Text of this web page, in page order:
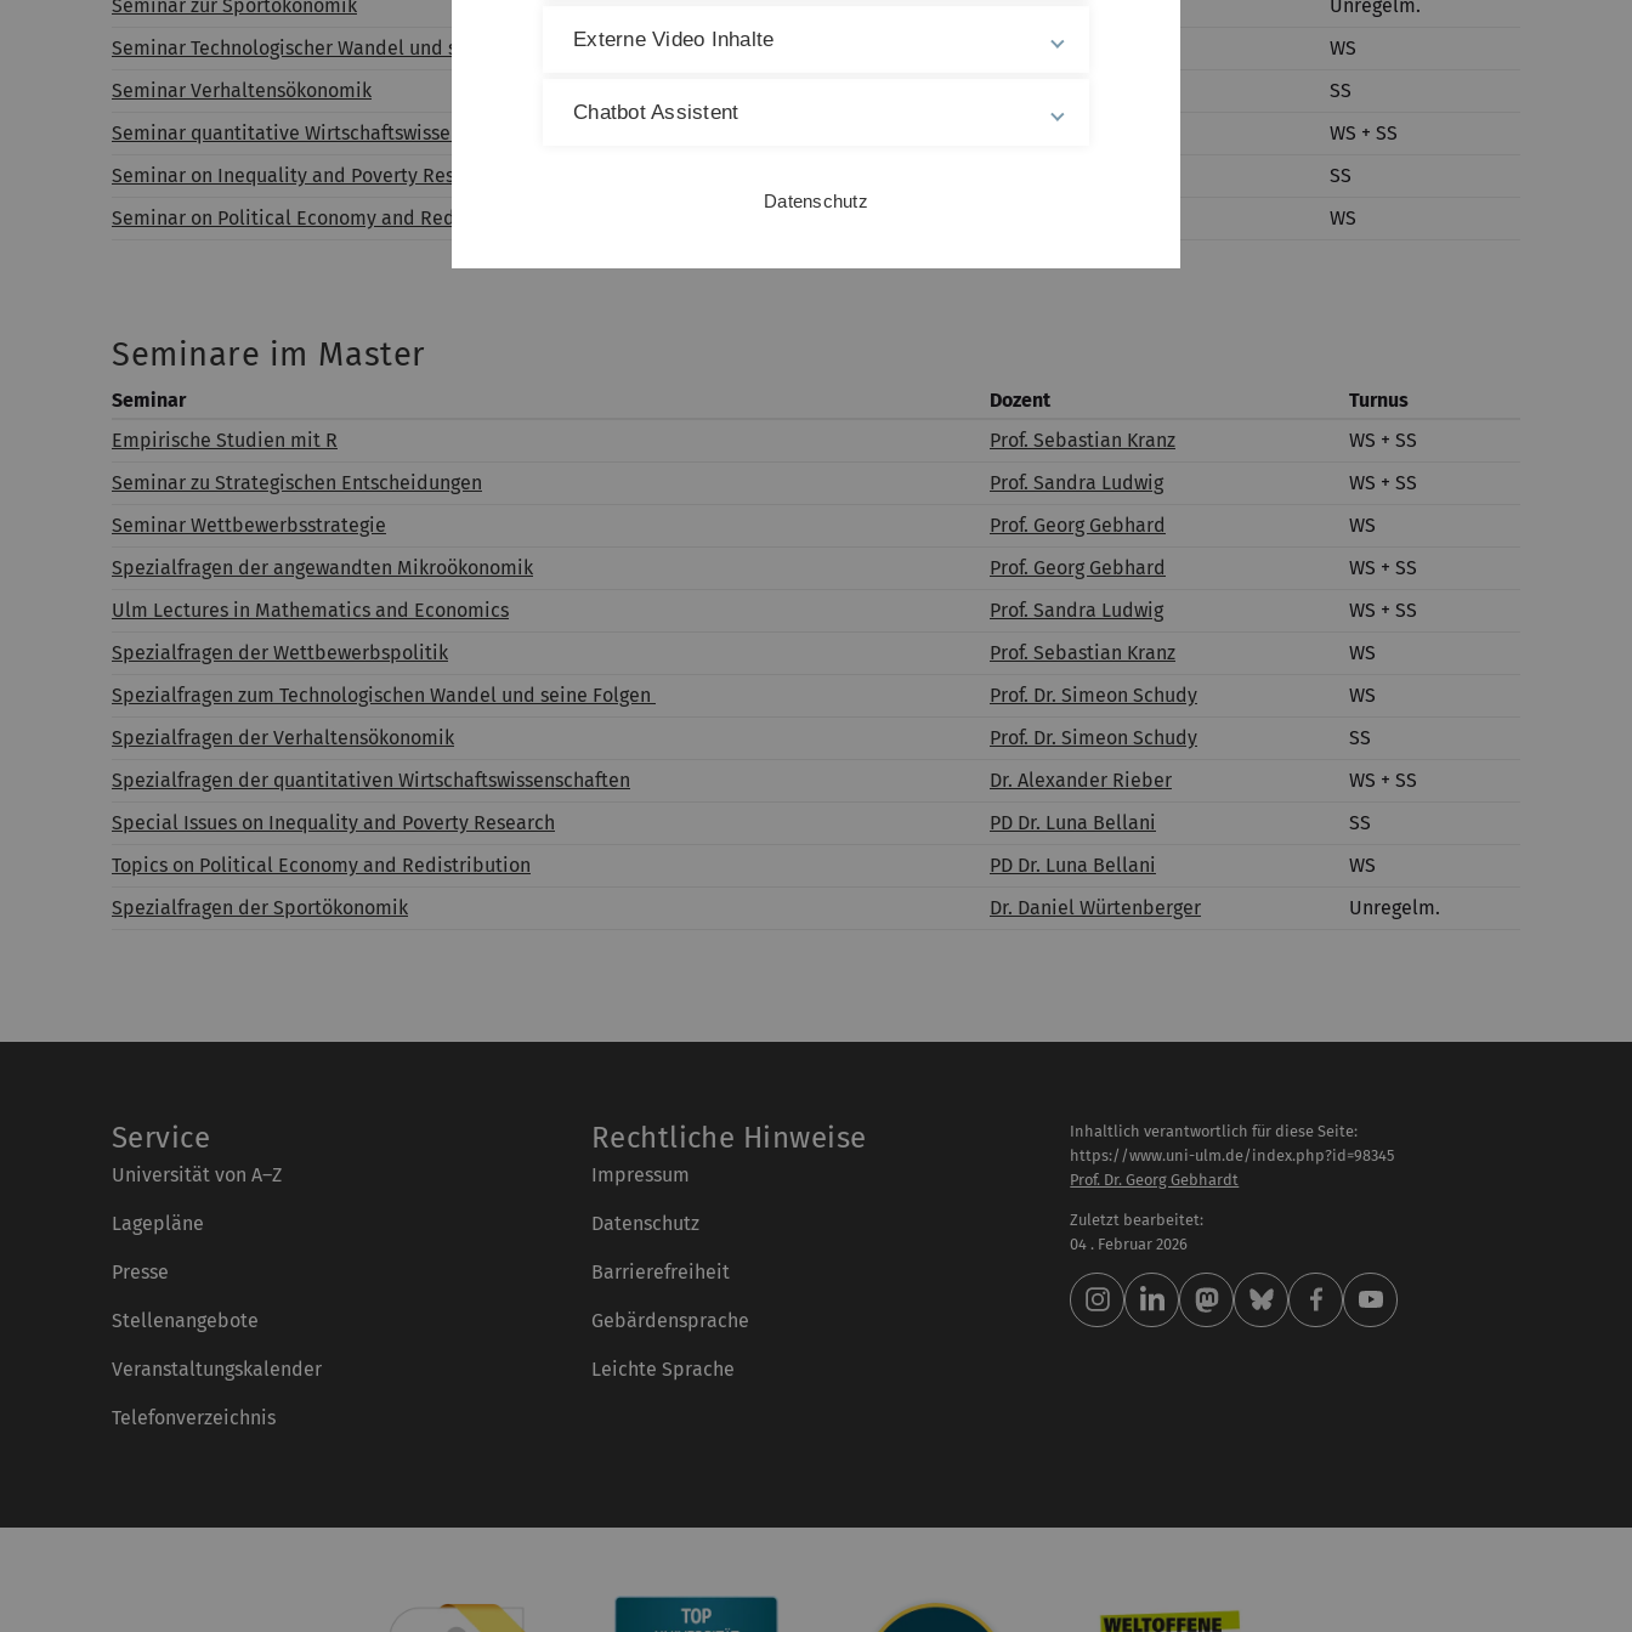
Seminar zur Sportökonomik
Unregelm.
Seminar Technologischer Wandel und seine Folgen
Prof. Dr. Simeon Schudy
WS
Seminar Verhaltensökonomik
SS
Seminar quantitative Wirtschaftswissenschaften
WS + SS
Seminar on Inequality and Poverty Research
SS
Seminar on Political Economy and Redistribution
WS
Seminare im Master
Seminar Dozent
Turnus
Empirische Studien mit R
Prof. Sebastian Kranz
WS + SS
Seminar zu Strategischen Entscheidungen
Prof. Sandra Ludwig
WS + SS
Seminar Wettbewerbsstrategie
Prof. Georg Gebhard
WS
Spezialfragen der angewandten Mikroökonomik
Prof. Georg Gebhard
WS + SS
Ulm Lectures in Mathematics and Economics
Prof. Sandra Ludwig
WS + SS
Spezialfragen der Wettbewerbspolitik
Prof. Sebastian Kranz
WS
Spezialfragen zum Technologischen Wandel und seine Folgen
Prof. Dr. Simeon Schudy
WS
Spezialfragen der Verhaltensökonomik
Prof. Dr. Simeon Schudy
SS
Spezialfragen der quantitativen Wirtschaftswissenschaften
Dr. Alexander Rieber
WS + SS
Special Issues on Inequality and Poverty Research PD Dr. Luna Bellani
SS
Topics on Political Economy and Redistribution
PD Dr. Luna Bellani
WS
Spezialfragen der Sportökonomik
Dr. Daniel Würtenberger Unregelm.
Service
Universität von A–Z
Lagepläne
Presse
Stellenangebote
Veranstaltungskalender
Telefonverzeichnis
Rechtliche Hinweise
Impressum
Datenschutz
Barrierefreiheit
Gebärdensprache
Leichte Sprache
Inhaltlich verantwortlich für diese Seite:
https://www.uni-ulm.de/index.php?id=98345
Prof. Dr. Georg Gebhardt
Zuletzt bearbeitet:
04 . Februar 2026
Externe Video Inhalte
Chatbot Assistent
Datenschutz